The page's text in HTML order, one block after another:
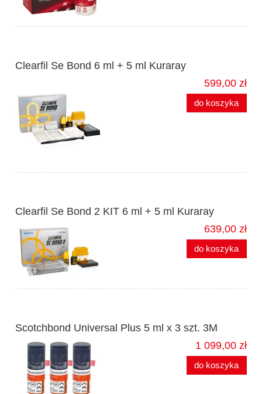
Clearfil Se Bond 6 ml + 5 ml Kuraray
599,00 zł
do koszyka
Clearfil Se Bond 2 KIT 6 ml + 5 ml Kuraray
639,00 zł
do koszyka
Scotchbond Universal Plus 5 ml x 3 szt. 3M
1 099,00 zł
do koszyka